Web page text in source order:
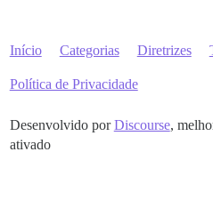
Início Categorias Diretrizes
Política de Privacidade
Desenvolvido porDiscourse,
ativado